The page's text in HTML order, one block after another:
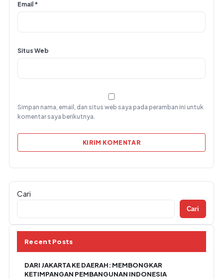
Email *
Situs Web
Simpan nama, email, dan situs web saya pada peramban ini untuk
komentar saya berikutnya.
Cari
Cari
Recent Posts
DARI JAKARTA KE DAERAH: MEMBONGKAR
KETIMPANGAN PEMBANGUNAN INDONESIA